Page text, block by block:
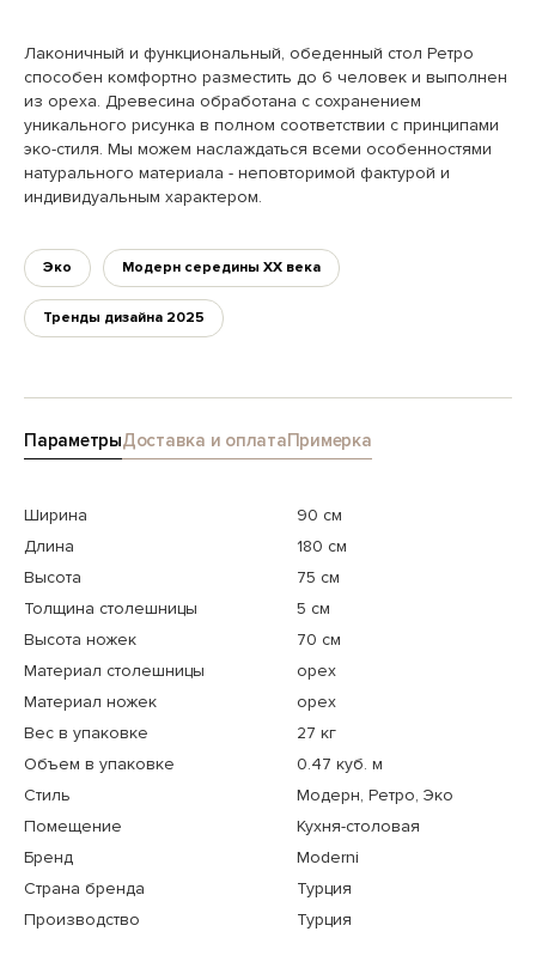
Лаконичный и функциональный, обеденный стол Ретро
способен комфортно разместить до 6 человек и выполнен
из ореха. Древесина обработана с сохранением
уникального рисунка в полном соответствии с принципами
эко-стиля. Мы можем наслаждаться всеми особенностями
натурального материала - неповторимой фактурой и
индивидуальным характером.
Эко Модерн середины XX века
Тренды дизайна 2025
ПараметрыДоставка и оплатаПримерка
Ширина
90 см
Длина
180 см
Высота
75 см
Толщина столешницы
5 см
Высота ножек
70 см
Материал столешницы
орех
Материал ножек
орех
Вес в упаковке
27 кг
Объем в упаковке
0.47 куб. м
Стиль
Модерн, Ретро, Эко
Помещение
Кухня-столовая
Бренд
Moderni
Страна бренда
Турция
Производство
Турция